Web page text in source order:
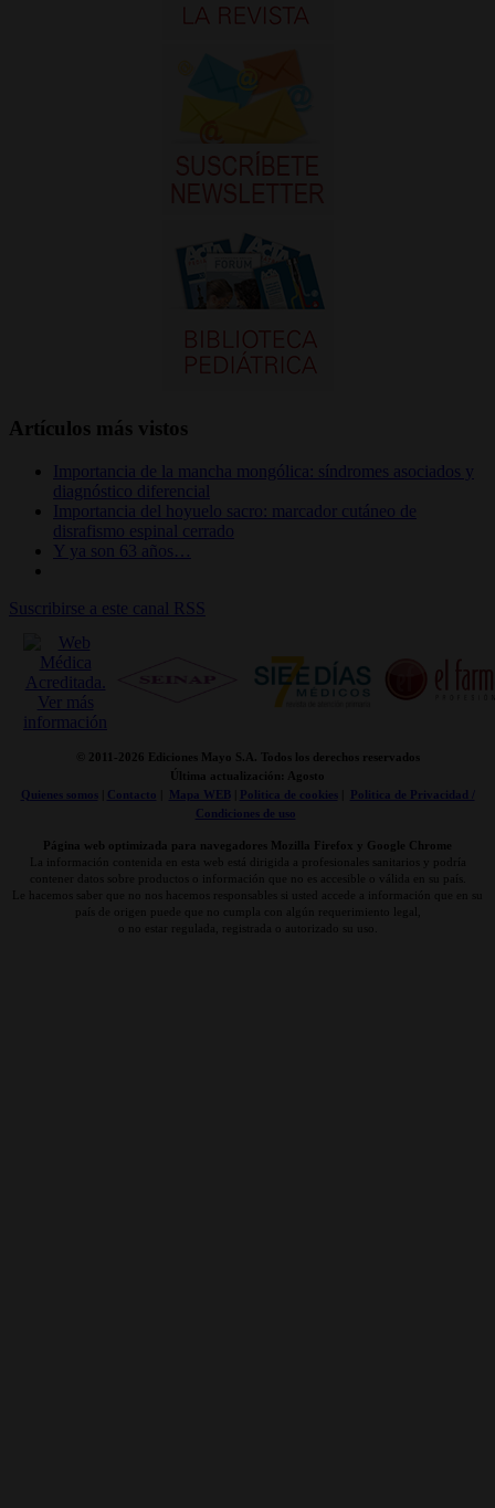
Artículos más vistos
Importancia de la mancha mongólica: síndromes asociados y
diagnóstico diferencial
Importancia del hoyuelo sacro: marcador cutáneo de
disrafismo espinal cerrado
Y ya son 63 años…
Suscribirse a este canal RSS
© 2011- 2026 Ediciones Mayo S.A. Todos los derechos reservados
Última actualización: Agosto
Quienes somos| Contacto Mapa WEB| Politica de cookies|
Politica de Privacidad /
Condiciones de uso
Página web optimizada para navegadores Mozilla Firefox y Google Chrome
La información contenida en esta web está dirigida a profesionales sanitarios y podría
contener datos sobre productos o información que no es accesible o válida en su país.
Le hacemos saber que no nos hacemos responsables si usted accede a información que en su
país de origen puede que no cumpla con algún requerimiento legal,
o no estar regulada, registrada o autorizado su uso.